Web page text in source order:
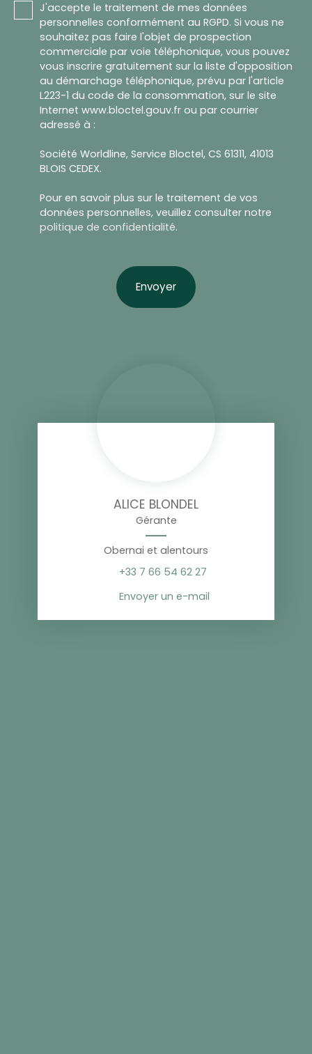
J'accepte le traitement de mes données
personnelles conformément au RGPD. Si vous ne
souhaitez pas faire l'objet de prospection
commerciale par voie téléphonique, vous pouvez
vous inscrire gratuitement sur la liste d'opposition
au démarchage téléphonique, prévu par l'article
L223-1 du code de la consommation, sur le site
Internet www.bloctel.gouv.fr ou par courrier
adressé à :
Société Worldline, Service Bloctel, CS 61311, 41013
BLOIS CEDEX.
Pour en savoir plus sur le traitement de vos
données personnelles, veuillez consulter notre
politique de confidentialité.
Envoyer
ALICE BLONDEL
Gérante
Obernai et alentours
+33 7 66 54 62 27
Envoyer un e-mail